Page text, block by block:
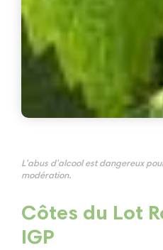
L'abus d'alcool est dangereux
modération.
Côtes du Lot
IGP